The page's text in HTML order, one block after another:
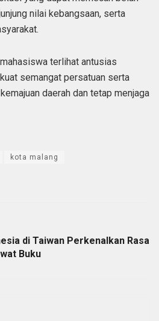
nilai kebangsaan, serta
terlihat antusias
semangat persatuan serta
daerah dan tetap menjaga
kota malang
di Taiwan Perkenalkan Rasa
Buku